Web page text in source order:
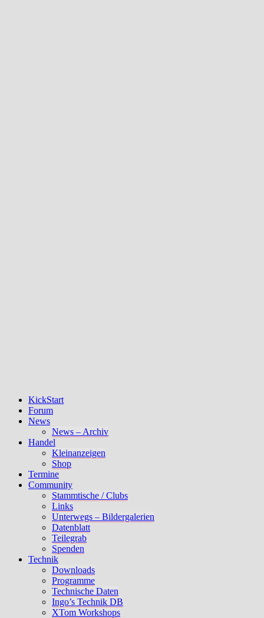
KickStart
Forum
News
News – Archiv
Handel
Kleinanzeigen
Shop
Termine
Community
Stammtische / Clubs
Links
Unterwegs – Bildergalerien
Datenblatt
Teilegrab
Spenden
Technik
Downloads
Programme
Technische Daten
Ingo’s Technik DB
XTom Workshops